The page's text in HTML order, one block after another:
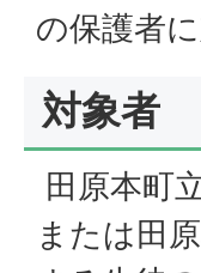
の保護者
対象者
田原本町
または田